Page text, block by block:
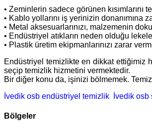
• Zeminlerin sadece görünen
• Kablo yollarını iş yerinizin donanımına
• Metal aksesuarlarınızı, malzemenin
• Endüstriyel atıkların neden olduğu
• Plastik üretim ekipmanlarınızı zarar
Endüstriyel temizlikte en dikkat ettiğimiz
seçip temizlik hizmetini vermektedir.
Bir diğer konu da, işinizi bölmemek.
İvedik osb endüstriyel temizlik
İvedik
Bölgeler